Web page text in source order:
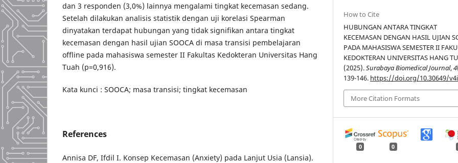
dan 3 responden (3,0%) lainnya mengalami tingkat kecemasan sedang.
Setelah dilakukan analisis statistik dengan uji korelasi Spearman
dinyatakan terdapat hubungan yang tidak signifikan antara tingkat
kecemasan dengan hasil ujian SOOCA di masa transisi pembelajaran
offline pada mahasiswa semester II Fakultas Kedokteran Universitas Hang
Tuah (p=0,916).
Kata kunci : SOOCA; masa transisi; tingkat kecemasan
References
Annisa DF, Ifdil I. Konsep Kecemasan (Anxiety) pada Lanjut Usia (Lansia).
How to Cite
HUBUNGAN ANTARA TINGKAT
KECEMASAN DENGAN HASIL UJIAN
PADA MAHASISWA SEMESTER II
KEDOKTERAN UNIVERSITAS HANG
(2025).Surabaya Biomedical Journal,4
139-146. https://doi.org/10.30649/
More Citation Formats
0 0